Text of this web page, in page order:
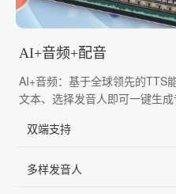
AI+音频+配音
AI+音频：基于全球领先的TTS
文本、选择发音人即可一键生
双端支持
多样发音人